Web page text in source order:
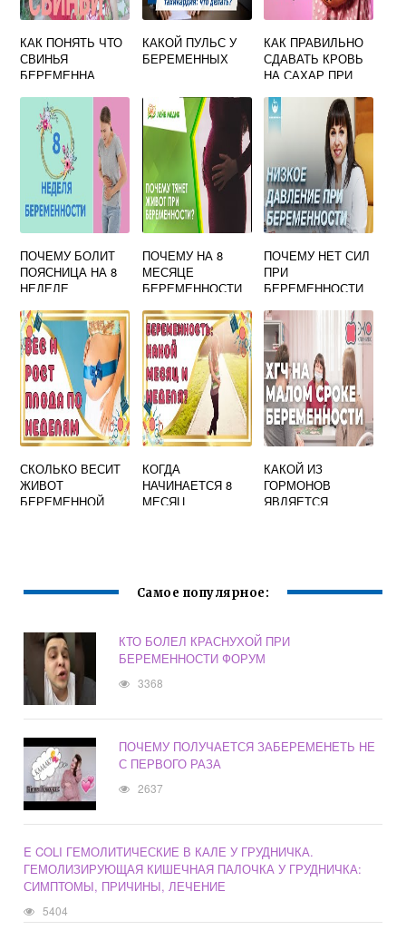
КАК ПОНЯТЬ ЧТО
СВИНЬЯ
БЕРЕМЕННА
КАКОЙ ПУЛЬС У
БЕРЕМЕННЫХ
КАК ПРАВИЛЬНО
СДАВАТЬ КРОВЬ
НА САХАР ПРИ
ПОЧЕМУ БОЛИТ
ПОЯСНИЦА НА 8
НЕДЕЛЕ
ПОЧЕМУ НА 8
МЕСЯЦЕ
БЕРЕМЕННОСТИ
ЖИВОТА
ПОЧЕМУ НЕТ СИЛ
ПРИ
БЕРЕМЕННОСТИ
ТРИМЕСТРЕ
СКОЛЬКО ВЕСИТ
ЖИВОТ
БЕРЕМЕННОЙ
КОГДА
НАЧИНАЕТСЯ 8
МЕСЯЦ
КАКОЙ ИЗ
ГОРМОНОВ
ЯВЛЯЕТСЯ
Самое популярное:
КТО БОЛЕЛ КРАСНУХОЙ ПРИ
БЕРЕМЕННОСТИ ФОРУМ
3368
ПОЧЕМУ ПОЛУЧАЕТСЯ ЗАБЕРЕМЕНЕТЬ НЕ
С ПЕРВОГО РАЗА
2637
E COLI ГЕМОЛИТИЧЕСКИЕ В КАЛЕ У ГРУДНИЧКА.
ГЕМОЛИЗИРУЮЩАЯ КИШЕЧНАЯ ПАЛОЧКА У ГРУДНИЧКА:
СИМПТОМЫ, ПРИЧИНЫ, ЛЕЧЕНИЕ
5404